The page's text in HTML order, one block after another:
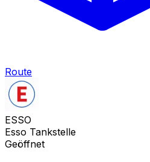
Route
ESSO
Esso Tankstelle
Geöffnet